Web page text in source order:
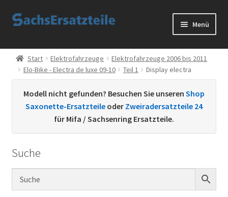
Zur
Zum
Menü
Start
AGB
Datenschutzerklärung
Kontakt
Sachs Ersatzteile
Start Elektrofahrzeuge
Elektrofahrzeuge 2006 bis 2011
Elo-Bike - Electra de luxe 09-10
Teil 1 Display electra
Modell nicht gefunden? Besuchen Sie unseren Shop
Saxonette-Ersatzteile oder Zweiradersatzteile 24
für Mifa / Sachsenring Ersatzteile.
Suche